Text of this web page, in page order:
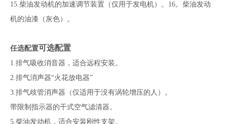
15.柴油发动机的加速调节装置（仅用于发电机）。16。柴油发动
机的油漆（灰色）。
任选配置可选配置
1.排气吸收消音器，适合远程安装。
2.排气消声器“火花放电器”
3.排气歧管消声器（仅适用于没有涡轮增压的人）。
带限制指示器的干式空气滤清器。
5.柴油发动机，适合安装刚性支架。